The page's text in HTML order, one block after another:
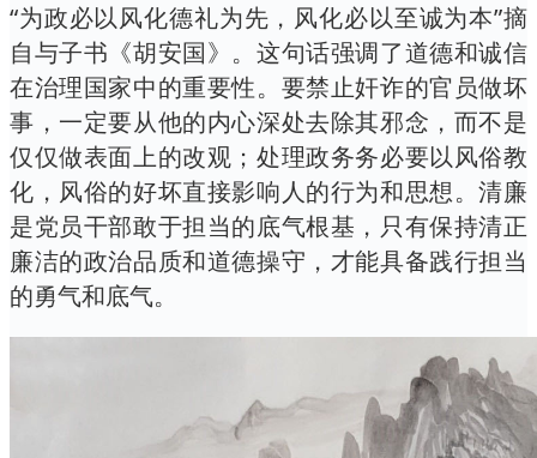
“为政必以风化德礼为先，风化必以至诚为本”摘
自与子书《胡安国》。这句话强调了道德和诚信
在治理国家中的重要性。要禁止奸诈的官员做坏
事，一定要从他的内心深处去除其邪念，而不是
仅仅做表面上的改观；处理政务务必要以风俗教
化，风俗的好坏直接影响人的行为和思想。清廉
是党员干部敢于担当的底气根基，只有保持清正
廉洁的政治品质和道德操守，才能具备践行担当
的勇气和底气。